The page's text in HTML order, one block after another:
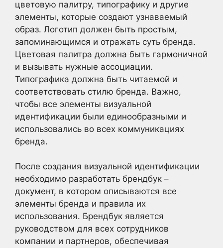
цветовую палитру, типографику и другие
элементы, которые создают узнаваемый
образ. Логотип должен быть простым,
запоминающимся и отражать суть бренда.
Цветовая палитра должна быть гармоничной
и вызывать нужные ассоциации.
Типографика должна быть читаемой и
соответствовать стилю бренда. Важно,
чтобы все элементы визуальной
идентификации были единообразными и
использовались во всех коммуникациях
бренда.
После создания визуальной идентификации
необходимо разработать брендбук –
документ, в котором описываются все
элементы бренда и правила их
использования. Брендбук является
руководством для всех сотрудников
компании и партнеров, обеспечивая